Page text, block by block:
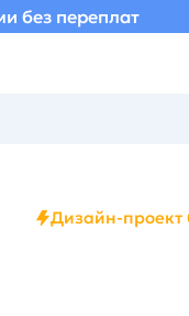
без переплат
Дизайн-проект